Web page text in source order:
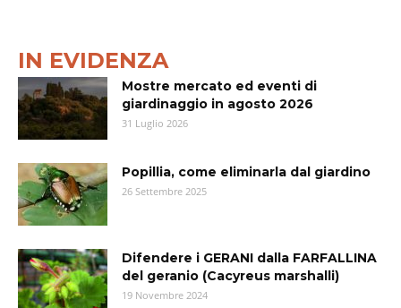
IN EVIDENZA
Mostre mercato ed eventi di
giardinaggio in agosto 2026
31 Luglio 2026
Popillia, come eliminarla dal giardino
26 Settembre 2025
Difendere i GERANI dalla FARFALLINA
del geranio (Cacyreus marshalli)
19 Novembre 2024